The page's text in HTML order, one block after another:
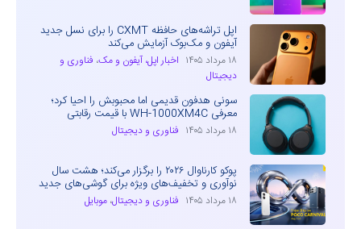
اپل تراشه‌های حافظه CXMT را برای نسل جدید
آیفون و مک‌بوک آزمایش می‌کند
۱۸ مرداد ۱۴۰۵ اخبار اپل، آیفون و مک، فناوری و
دیجیتال
سونی هدفون قدیمی اما محبوبش را احیا کرد؛
معرفی WH-1000XM4C با قیمت رقابتی
۱۸ مرداد ۱۴۰۵ فناوری و دیجیتال
پوکو کارناوال ۲۰۲۶ را برگزار می‌کند؛ هشت سال
نوآوری و تخفیف‌های ویژه برای گوشی‌های جدید
۱۸ مرداد ۱۴۰۵ فناوری و دیجیتال، موبایل